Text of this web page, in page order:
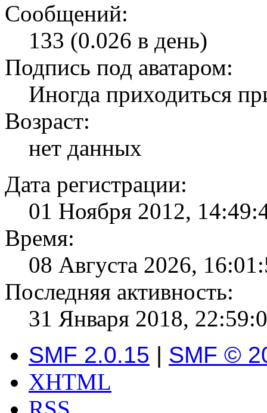
Сообщений:
133 (0.026 в день)
Подпись под аватаром:
Иногда приходиться
Возраст:
нет данных
Дата регистрации:
01 Ноября 2012,
Время:
08 Августа 2026,
Последняя активность:
31 Января 2018,
SMF 2.0.15 | SMF ©
XHTML